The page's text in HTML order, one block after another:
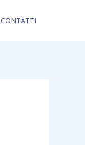
CONTATTI